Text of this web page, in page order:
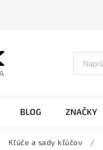
BLOG ZNAČKY
Kľúče a sady kľúčov /